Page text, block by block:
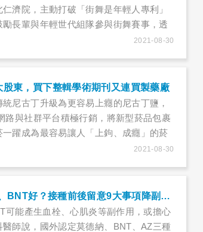
濟院，主動打破「街舞是年輕人專利」
長輩與年輕世代組隊參與街舞賽事，透
2021-08-30
東，買下整輯學術期刊又連買製藥廠
尼古丁升級為更容易上癮的尼古丁鹽，
與社群平台積極行銷，將新型菸品包裹
一躍成為最容易讓人「上鉤、成癮」的菸
2021-08-30
心臟病人接種AZ疫苗，還是莫德納、BNT好？接種前後留意9大事項降副作用
可能產生血栓、心肌炎等副作用，或擔心
師說，國外認定莫德納、BNT、AZ三種